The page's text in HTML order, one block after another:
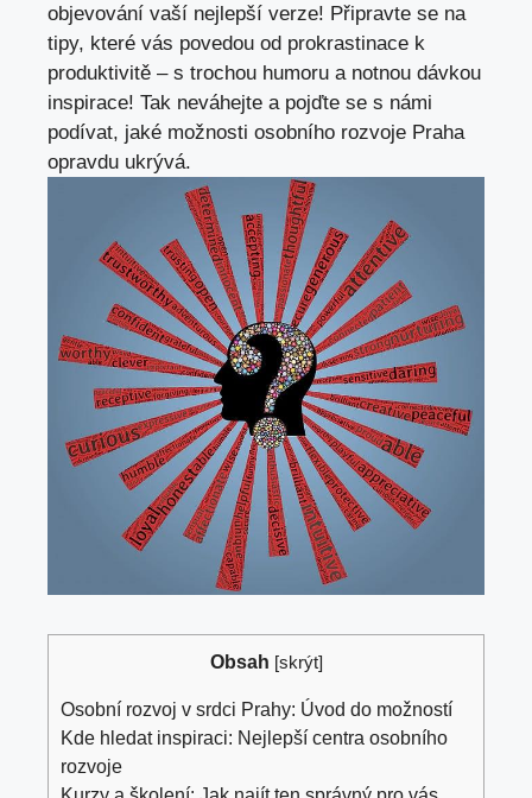
objevování vaší nejlepší verze! Připravte se na
tipy, které vás povedou od prokrastinace k
produktivitě – s trochou humoru a notnou dávkou
inspirace! Tak neváhejte a pojďte se s námi
podívat, jaké možnosti osobního rozvoje Praha
opravdu ukrývá.
Obsah [skrýt]
Osobní rozvoj v srdci Prahy: Úvod do možností
Kde hledat inspiraci: Nejlepší centra osobního
rozvoje